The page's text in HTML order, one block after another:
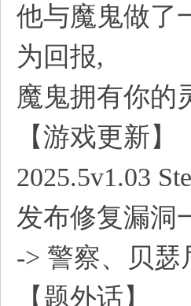
他与魔鬼做了
为回报,
魔鬼拥有你的
【游戏更新】
2025.5v1.03
发布修复漏洞
-> 警察、贝
【题外话】